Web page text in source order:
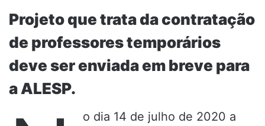
Projeto que trata da contratação
de professores temporários
deve ser enviada em breve para
a ALESP.
o dia 14 de julho de 2020 a